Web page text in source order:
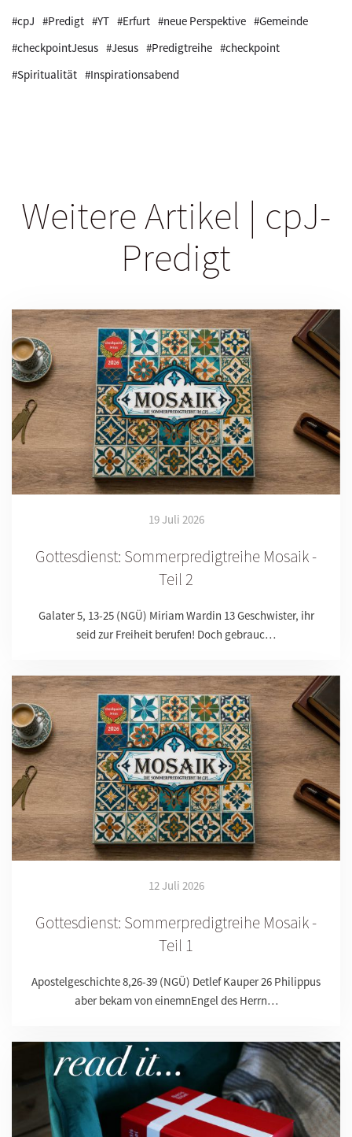
#cpJ #Predigt #YT #Erfurt #neue Perspektive #Gemeinde
#checkpointJesus #Jesus #Predigtreihe #checkpoint
#Spiritualität #Inspirationsabend
Weitere Artikel | cpJ-
Predigt
19 Juli 2026
Gottesdienst: Sommerpredigtreihe Mosaik -
Teil 2
Galater 5, 13-25 (NGÜ) Miriam Wardin 13 Geschwister, ihr
seid zur Freiheit berufen! Doch gebrauc…
12 Juli 2026
Gottesdienst: Sommerpredigtreihe Mosaik -
Teil 1
Apostelgeschichte 8,26-39 (NGÜ) Detlef Kauper 26 Philippus
aber bekam von einemnEngel des Herrn…